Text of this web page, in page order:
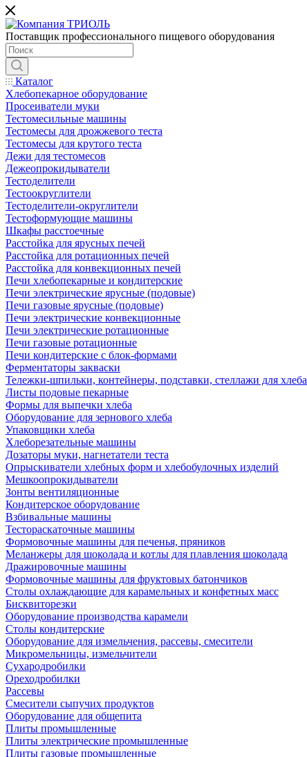
Поставщик профессионального пищевого оборудования
Каталог
Хлебопекарное оборудование
Просеиватели муки
Тестомесильные машины
Тестомесы для дрожжевого теста
Тестомесы для крутого теста
Дежи для тестомесов
Дежеопрокидыватели
Тестоделители
Тестоокруглители
Тестоделители-округлители
Тестоформующие машины
Шкафы расстоечные
Расстойка для ярусных печей
Расстойка для ротационных печей
Расстойка для конвекционных печей
Печи хлебопекарные и кондитерские
Печи электрические ярусные (подовые)
Печи газовые ярусные (подовые)
Печи электрические конвекционные
Печи электрические ротационные
Печи газовые ротационные
Печи кондитерские с блок-формами
Ферментаторы закваски
Тележки-шпильки, контейнеры, подставки, стеллажи для хлеба
Листы подовые пекарные
Формы для выпечки хлеба
Оборудование для зернового хлеба
Упаковщики хлеба
Хлеборезательные машины
Дозаторы муки, нагнетатели теста
Опрыскиватели хлебных форм и хлебобулочных изделий
Мешкоопрокидыватели
Зонты вентиляционные
Кондитерское оборудование
Взбивальные машины
Тестораскаточные машины
Формовочные машины для печенья, пряников
Меланжеры для шоколада и котлы для плавления шоколада
Дражировочные машины
Формовочные машины для фруктовых батончиков
Столы охлаждающие для карамельных и конфетных масс
Бисквиторезки
Оборудование производства карамели
Столы кондитерские
Оборудование для измельчения, рассевы, смесители
Микромельницы, измельчители
Сухародробилки
Ореходробилки
Рассевы
Смесители сыпучих продуктов
Оборудование для общепита
Плиты промышленные
Плиты электрические промышленные
Плиты газовые промышленные